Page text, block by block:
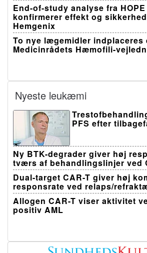
End-of-study analyse fra HOPE
konfirmerer effekt og
Hemgenix
To nye lægemidler indplaceres
Medicinrådets Hæmofili-
Nyeste leukæmi
PFS efter
Ny BTK-degrader giver høj
tværs af behandlingslinjer ved
Dual-target CAR-T giver høj
responsrate ved relaps/
Allogen CAR-T viser aktivitet
positiv AML